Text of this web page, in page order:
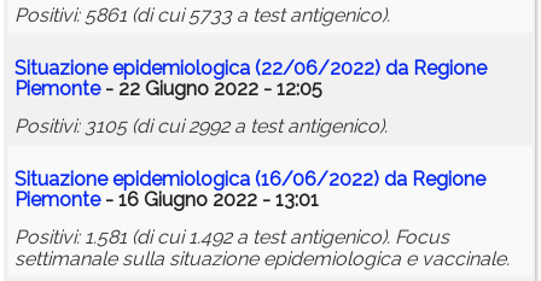
Positivi: 5861 (di cui 5733 a test antigenico).
Situazione epidemiologica (22/06/2022) da Regione
Piemonte- 22 Giugno 2022 - 12:05
Positivi: 3105 (di cui 2992 a test antigenico).
Situazione epidemiologica (16/06/2022) da Regione
Piemonte- 16 Giugno 2022 - 13:01
Positivi: 1.581 (di cui 1.492 a test antigenico). Focus
settimanale sulla situazione epidemiologica e vaccinale.